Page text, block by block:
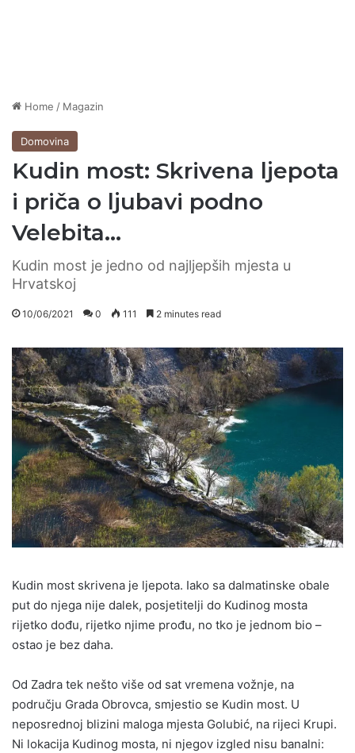
Home / Magazin
Domovina
Kudin most: Skrivena ljepota
i priča o ljubavi podno
Velebita…
Kudin most je jedno od najljepših mjesta u
Hrvatskoj
10/06/2021 0 111 2 minutes read
Kudin most skrivena je ljepota. Iako sa dalmatinske obale
put do njega nije dalek, posjetitelji do Kudinog mosta
rijetko dođu, rijetko njime prođu, no tko je jednom bio –
ostao je bez daha.
Od Zadra tek nešto više od sat vremena vožnje, na
području Grada Obrovca, smjestio se Kudin most. U
neposrednoj blizini maloga mjesta Golubić, na rijeci Krupi.
Ni lokacija Kudinog mosta, ni njegov izgled nisu banalni: